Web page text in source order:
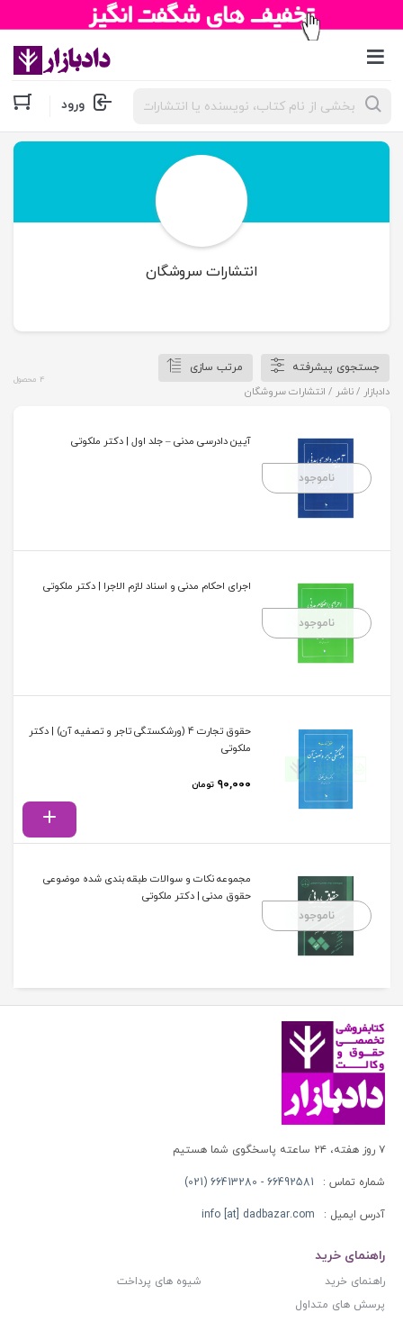
جستجوی
محصولات ورود
انتشارات سروشگان
جستجوی پیشرفته
مرتب سازی
دادبازار / ناشر / انتشارات سروشگان
4 محصول
ناموجود
آیین دادرسی مدنی – جلد اول | دکتر ملکوتی
ناموجود
اجرای احکام مدنی و اسناد لازم الاجرا | دکتر ملکوتی
حقوق تجارت 4 (ورشکستگی تاجر و تصفیه آن) | دکتر
ملکوتی
۹۰,۰۰۰ تومان
ناموجود
مجموعه نکات و سوالات طبقه بندی شده موضوعی
حقوق مدنی | دکتر ملکوتی
۷ روز هفته، ۲۴ ساعته پاسخگوی شما هستیم
شماره تماس : 66492581 - 66413280 (021)
آدرس ایمیل : info [at] dadbazar.com
راهنمای خرید
راهنمای خرید
شیوه های پرداخت
پرسش های متداول